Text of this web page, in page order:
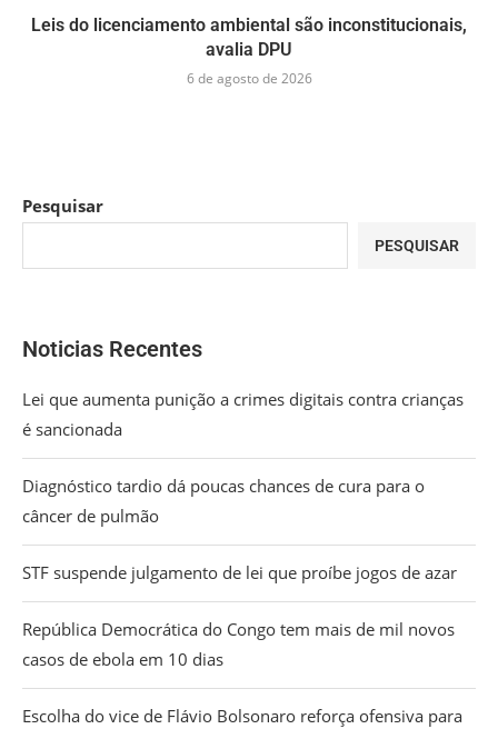
Leis do licenciamento ambiental são inconstitucionais,
avalia DPU
6 de agosto de 2026
Pesquisar
PESQUISAR
Noticias Recentes
Lei que aumenta punição a crimes digitais contra crianças
é sancionada
Diagnóstico tardio dá poucas chances de cura para o
câncer de pulmão
STF suspende julgamento de lei que proíbe jogos de azar
República Democrática do Congo tem mais de mil novos
casos de ebola em 10 dias
Escolha do vice de Flávio Bolsonaro reforça ofensiva para